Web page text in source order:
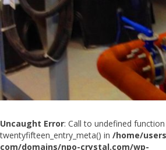
Uncaught Error: Call to undefined function
twentyfifteen_entry_meta() in /home/
com/domains/npo-crystal.com/wp-